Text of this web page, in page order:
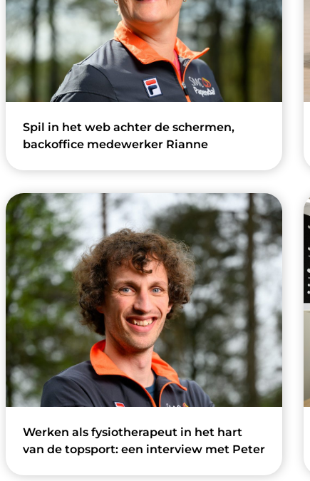
Spil in het web achter de schermen,
backoffice medewerker Rianne
Werken als fysiotherapeut in het hart
van de topsport: een interview met Peter